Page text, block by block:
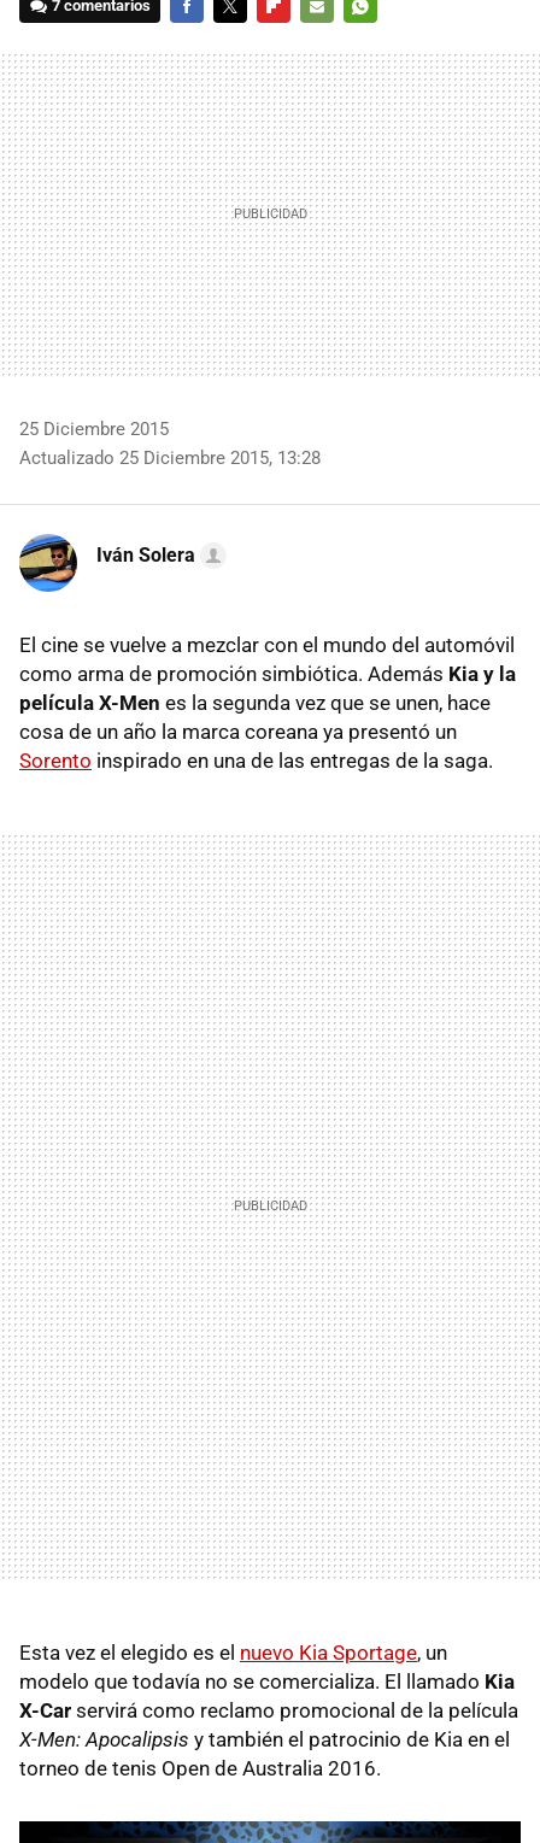
7 comentarios
MAIL
25 Diciembre 2015
Actualizado 25 Diciembre 2015, 13:28
Iván Solera
El cine se vuelve a mezclar con el mundo del automóvil
como arma de promoción simbiótica. Además Kia y la
película X-Men es la segunda vez que se unen, hace
cosa de un año la marca coreana ya presentó un
Sorento inspirado en una de las entregas de la saga.
Esta vez el elegido es el nuevo Kia Sportage, un
modelo que todavía no se comercializa. El llamado Kia
X-Car servirá como reclamo promocional de la película
X-Men: Apocalipsis y también el patrocinio de Kia en el
torneo de tenis Open de Australia 2016.